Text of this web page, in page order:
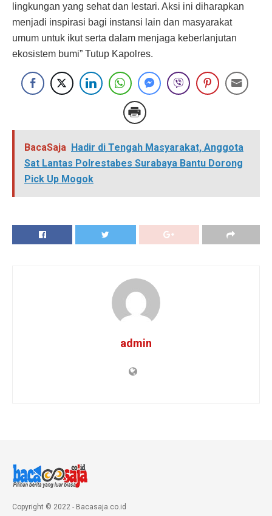
lingkungan yang sehat dan lestari. Aksi ini diharapkan
menjadi inspirasi bagi instansi lain dan masyarakat
umum untuk ikut serta dalam menjaga keberlanjutan
ekosistem bumi” Tutup Kapolres.
BacaSaja Hadir di Tengah Masyarakat, Anggota
Sat Lantas Polrestabes Surabaya Bantu Dorong
Pick Up Mogok
admin
Copyright © 2022 - Bacasaja.co.id